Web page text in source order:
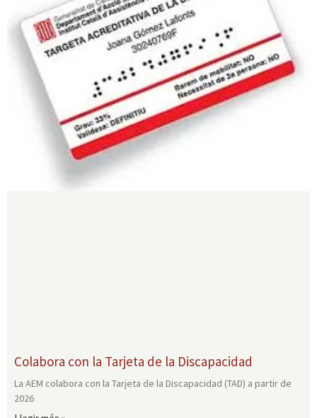
Colabora con la Tarjeta de la Discapacidad
La AEM colabora con la Tarjeta de la Discapacidad (TAD) a partir de
2026